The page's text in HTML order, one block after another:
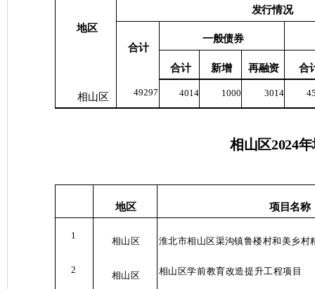
地区
发行情况
合计
一般债券
合计 新增 再融资 合
相山区 49297 4014 1000 3014
相山区2024
地区 项目名称
1
相山区 淮北市相山区渠沟镇鲁楼村和美乡村
2
相山区 相山区学前教育改造提升工程项目